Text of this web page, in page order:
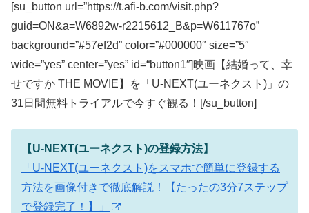
[su_button url=”https://t.afi-b.com/visit.php?
guid=ON&a=W6892w-r2215612_B&p=W611767o”
background=”#57ef2d” color=”#000000″ size=”5″
wide=”yes” center=”yes” id=“button1″]映画【結婚って、幸
せですか THE MOVIE】を「U-NEXT(ユーネクスト)」の
31日間無料トライアルで今すぐ観る！[/su_button]
【U-NEXT(ユーネクスト)の登録方法】
「U-NEXT(ユーネクスト)をスマホで簡単に登録する
方法を画像付きで徹底解説！【たったの3分7ステップ
で登録完了！】」